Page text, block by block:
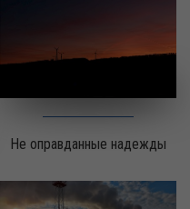
Не оправданные надежды